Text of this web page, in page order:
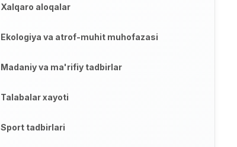
Xalqaro aloqalar
Ekologiya va atrof-muhit muhofazasi
Madaniy va ma'rifiy tadbirlar
Talabalar xayoti
Sport tadbirlari